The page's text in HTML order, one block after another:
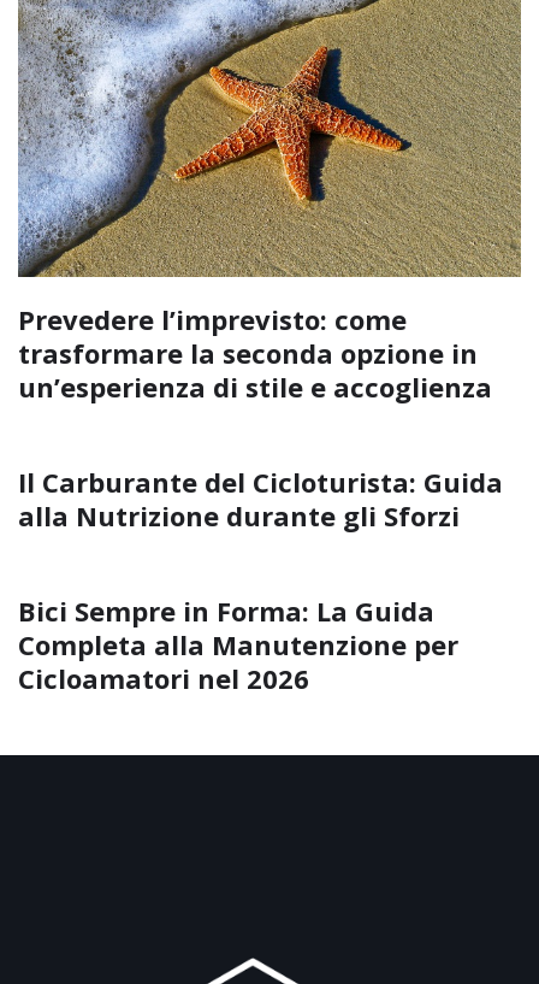
Prevedere l’imprevisto: come
trasformare la seconda opzione in
un’esperienza di stile e accoglienza
Il Carburante del Cicloturista: Guida
alla Nutrizione durante gli Sforzi
Bici Sempre in Forma: La Guida
Completa alla Manutenzione per
Cicloamatori nel 2026